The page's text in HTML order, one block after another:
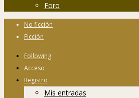
Foro
No ficción
Ficción
Following
Acceso
Registro
Mis entradas